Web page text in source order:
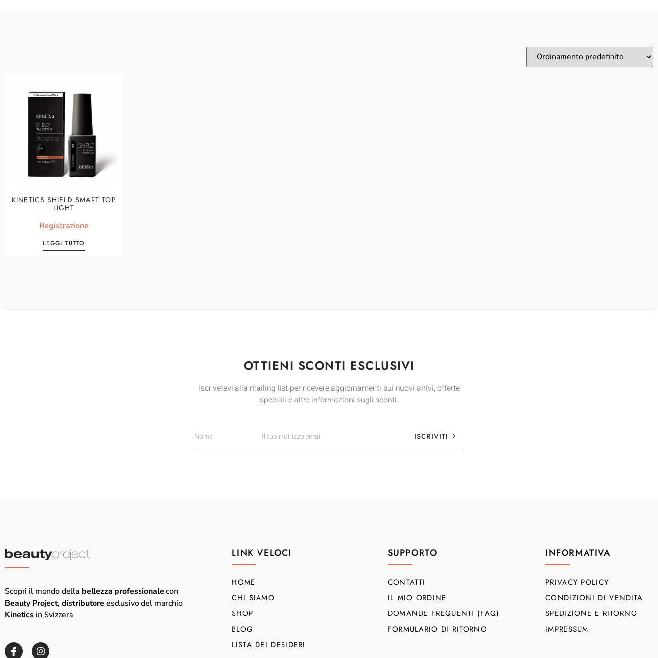
KINETICS SHIELD SMART TOP
LIGHT
Registrazione
LEGGI TUTTO
OTTIENI SCONTI ESCLUSIVI
Iscrivetevi alla mailing list per ricevere aggiornamenti sui nuovi arrivi, offerte
speciali e altre informazioni sugli sconti.
ISCRIVITI
Scopri il mondo della bellezza professionale con
Beauty Project, distributore esclusivo del marchio
Kinetics in Svizzera
LINK VELOCI
HOME
CHI SIAMO
SHOP
BLOG
LISTA DEI DESIDERI
SUPPORTO
CONTATTI
IL MIO ORDINE
DOMANDE FREQUENTI (FAQ)
FORMULARIO DI RITORNO
INFORMATIVA
PRIVACY POLICY
CONDIZIONI DI VENDITA
SPEDIZIONE E RITORNO
IMPRESSUM